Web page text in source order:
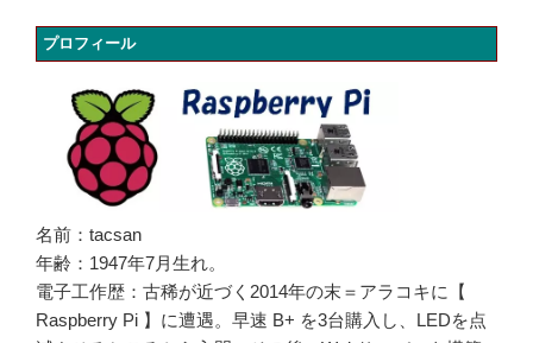
プロフィール
名前：tacsan
年齢：1947年7月生れ。
電子工作歴：古稀が近づく2014年の末＝アラコキに【
Raspberry Pi 】に遭遇。早速 B+ を3台購入し、LEDを点